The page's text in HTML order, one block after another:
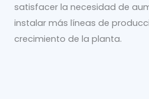
satisfacer la necesidad de
instalar más líneas de
crecimiento de la planta.